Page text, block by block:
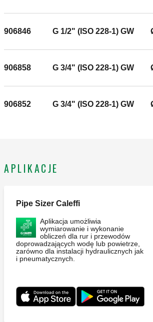
906846 G 1/2" (ISO 228-1) GW
906858 G 3/4" (ISO 228-1) GW
906852 G 3/4" (ISO 228-1) GW
APLIKACJE
Pipe Sizer Caleffi
Aplikacja umożliwia
wymiarowanie i wykonanie
obliczeń dla rur i przewodów
doprowadzających wodę lub powietrze,
zarówno dla instalacji hydraulicznych jak
i pneumatycznych.